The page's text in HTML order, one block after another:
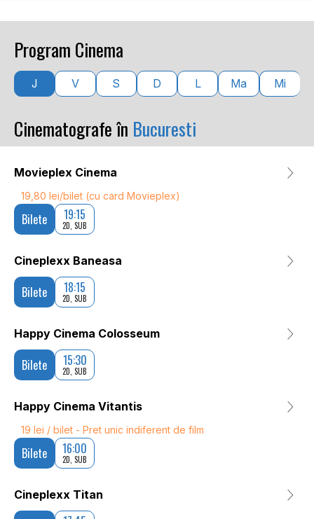
Program Cinema
J V S D L Ma Mi
Cinematografe în Bucuresti
Movieplex Cinema
19,80 lei/bilet (cu card Movieplex)
Bilete 19:15
2D, SUB
Cineplexx Baneasa
Bilete 18:15
2D, SUB
Happy Cinema Colosseum
Bilete 15:30
2D, SUB
Happy Cinema Vitantis
19 lei / bilet - Pret unic indiferent de film
Bilete 16:00
2D, SUB
Cineplexx Titan